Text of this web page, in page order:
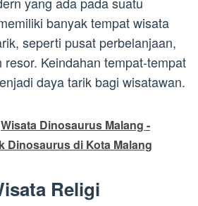
banyak tempat wisata
seperti pusat perbelanjaan,
Keindahan tempat-tempat
daya tarik bagi wisatawan.
Wisata Dinosaurus Malang -
Dinosaurus di Kota Malang
Religi